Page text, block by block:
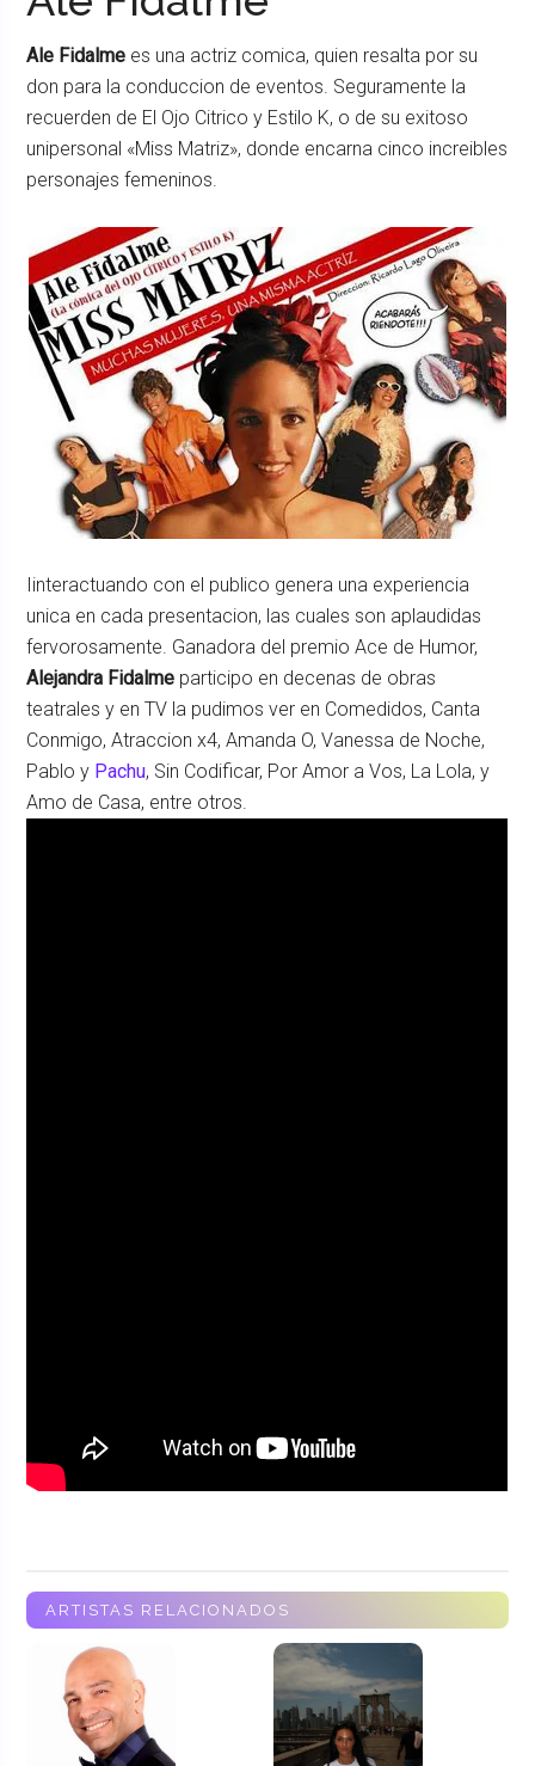
Ale Fidalme es una actriz comica, quien resalta por su
don para la conduccion de eventos. Seguramente la
recuerden de El Ojo Citrico y Estilo K, o de su exitoso
unipersonal «Miss Matriz», donde encarna cinco increibles
personajes femeninos.
Iinteractuando con el publico genera una experiencia
unica en cada presentacion, las cuales son aplaudidas
fervorosamente. Ganadora del premio Ace de Humor,
Alejandra Fidalme participo en decenas de obras
teatrales y en TV la pudimos ver en Comedidos, Canta
Conmigo, Atraccion x4, Amanda O, Vanessa de Noche,
Pablo y Pachu, Sin Codificar, Por Amor a Vos, La Lola, y
Amo de Casa, entre otros.
ARTISTAS RELACIONADOS